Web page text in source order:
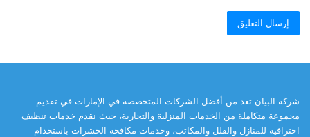
شركة البيان تعد من أفضل الشركات المتخصصة في الإمارات في تقديم
مجموعة متكاملة من الخدمات المنزلية والتجارية، حيث نقدم خدمات تنظيف
احترافية للمنازل والفلل والمكاتب، وخدمات مكافحة الحشرات باستخدام